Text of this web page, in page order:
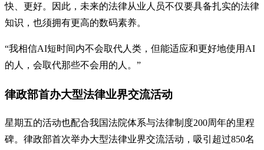
快、更好。因此，未来的法律从业人员不仅要具备扎实的法律
知识，也须拥有更高的数码素养。
“我相信AI短时间内不会取代人类，但能适应和更好地使用AI
的人，会取代那些不会用的人。”
律政部首办大型法律业界交流活动
星期五的活动也配合我国法院体系与法律制度200周年的里程
碑。律政部首次举办大型法律业界交流活动，吸引超过850名